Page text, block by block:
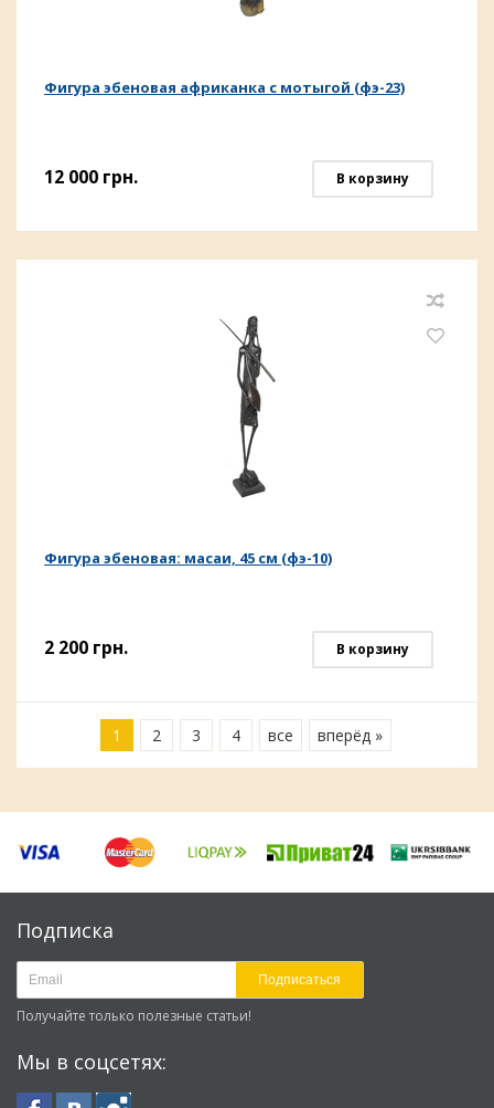
Фигура эбеновая африканка с мотыгой (фэ-23)
12 000 грн. В корзину
Фигура эбеновая: масаи, 45 см (фэ-10)
2 200 грн. В корзину
1 2 3 4 все вперёд »
Подписка
Подписаться
Получайте только полезные статьи!
Мы в соцсетях: